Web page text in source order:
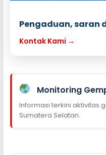
Pengaduan, saran
Kontak Kami →
Monitoring
Informasi terkini aktivitas
Sumatera Selatan.